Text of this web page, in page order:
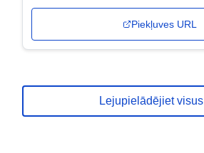
Piekļuves URL
Lejupielādējiet visus